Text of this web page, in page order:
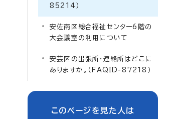
85214）
安佐南区総合福祉センター6階の
大会議室の利用について
安芸区の出張所・連絡所はどこに
ありますか。（FAQID-87218）
このページを見た人は